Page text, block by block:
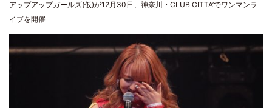
アップアップガールズ(仮)が12月30日、神奈川・CLUB CITTA’でワンマンラ
イブを開催